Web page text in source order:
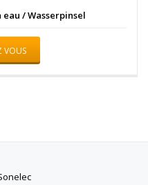
/ Wasserpinsel
VOUS